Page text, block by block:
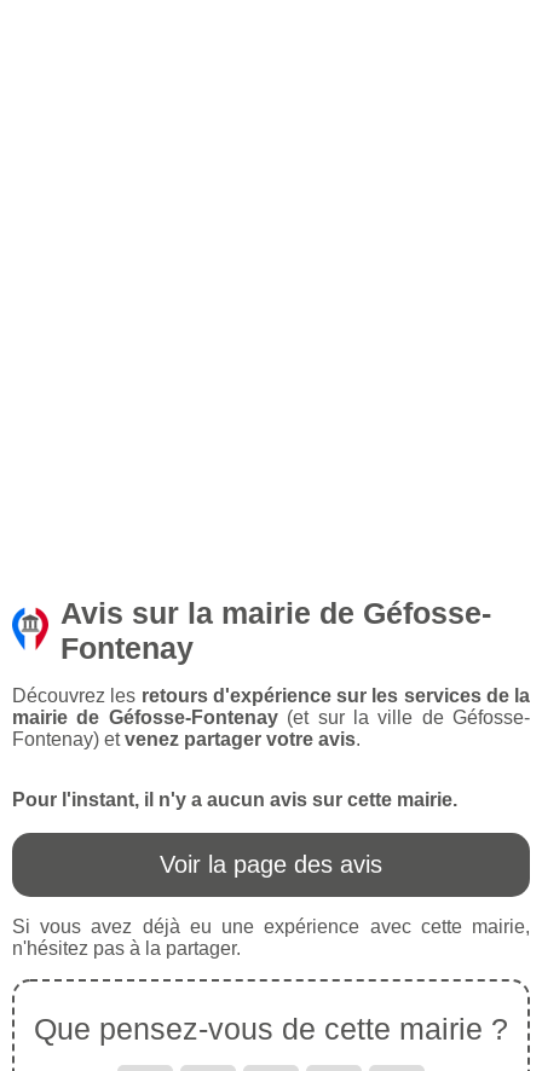
Avis sur la mairie de Géfosse-
Fontenay
Découvrez les retours d'expérience sur les services de la
mairie de Géfosse-Fontenay(et sur la ville de Géfosse-
Fontenay) etvenez partager votre avis.
Pour l'instant, il n'y a aucun avis sur cette mairie.
Voir la page des avis
Si vous avez déjà eu une expérience avec cette mairie,
n'hésitez pas à la partager.
Que pensez-vous de cette mairie ?